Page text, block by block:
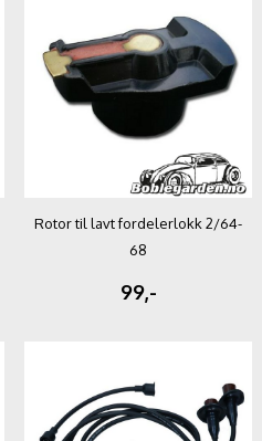
Rotor til lavt fordelerlokk 2/64-
68
99,-